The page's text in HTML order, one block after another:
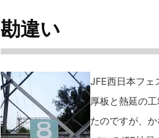
勘違い
JFE西日本フェ
厚板と熱延の
たのですが、